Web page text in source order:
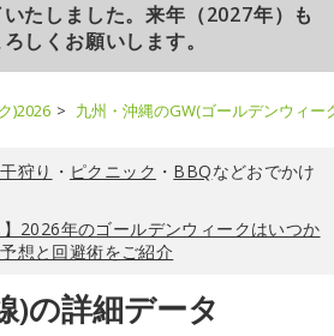
たしました。来年（2027年）も
しくお願いします。
)2026 九州・沖縄のGW(ゴールデンウィ
狩り ・ ピクニック ・ BBQなどおでかけ
】2026年のゴールデンウィークはいつか
想と回避術をご紹介
)の詳細データ